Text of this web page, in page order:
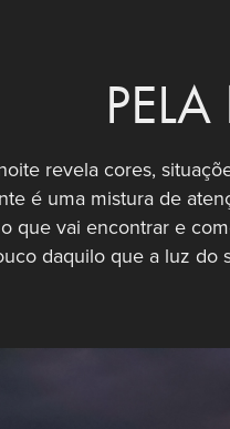
revela cores,
é uma mistura de
que vai encontrar e
daquilo que a luz do